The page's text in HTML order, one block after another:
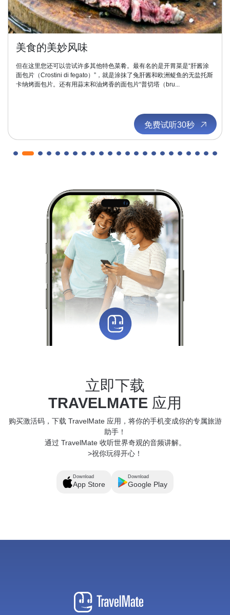
美食的美妙风味
但在这里您还可以尝试许多其他特色菜肴。最有名的是开胃菜是“肝酱涂
面包片（Crostini di fegato）”，就是涂抹了兔肝酱和欧洲鳀鱼的无盐托斯
卡纳烤面包片。还有用蒜末和油烤香的面包片“普切塔（bru...
免费试听30秒
立即下载
TRAVELMATE 应用
购买激活码，下载 TravelMate 应用，将你的手机变成你的专属旅游
助手！
通过 TravelMate 收听世界奇观的音频讲解。
>祝你玩得开心！
Download
App Store
Download
Google Play